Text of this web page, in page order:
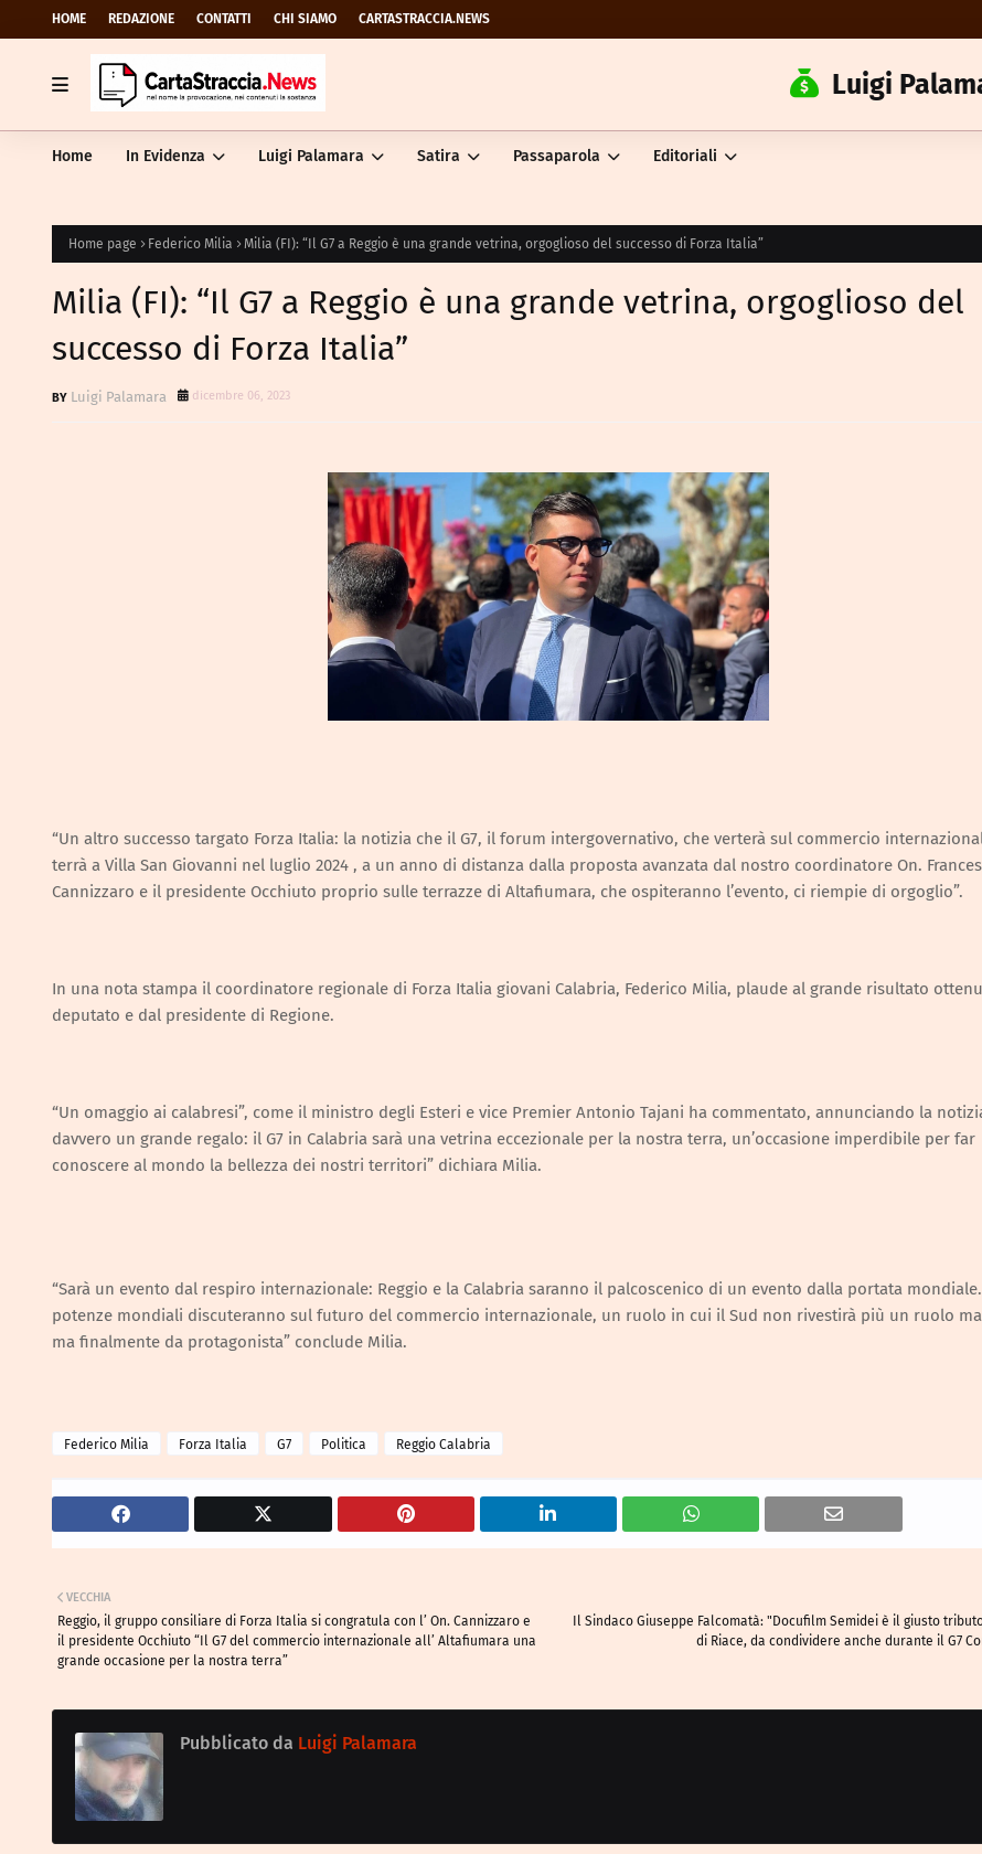
HOME REDAZIONE CONTATTI CHI SIAMO CARTASTRACCIA.NEWS
Luigi
Home In Evidenza Luigi Palamara Satira Passaparola Editoriali
Home page Federico Milia Milia (FI): “Il G7 a Reggio è una grande vetrina, orgoglioso del successo di Forza Italia”
Milia (FI): “Il G7 a Reggio è una grande vetrina, orgoglioso del
successo di Forza Italia”
Luigi Palamara dicembre 06, 2023
“Un altro successo targato Forza Italia: la notizia che il G7, il forum intergovernativo, che verterà sul commercio
terrà a Villa San Giovanni nel luglio 2024 , a un anno di distanza dalla proposta avanzata dal nostro coordinatore On.
Cannizzaro e il presidente Occhiuto proprio sulle terrazze di Altafiumara, che ospiteranno l’evento, ci riempie di orgoglio”.
In una nota stampa il coordinatore regionale di Forza Italia giovani Calabria, Federico Milia, plaude al grande risultato
deputato e dal presidente di Regione.
“Un omaggio ai calabresi”, come il ministro degli Esteri e vice Premier Antonio Tajani ha commentato, annunciando la
davvero un grande regalo: il G7 in Calabria sarà una vetrina eccezionale per la nostra terra, un’occasione imperdibile per far
conoscere al mondo la bellezza dei nostri territori” dichiara Milia.
“Sarà un evento dal respiro internazionale: Reggio e la Calabria saranno il palcoscenico di un evento dalla portata
potenze mondiali discuteranno sul futuro del commercio internazionale, un ruolo in cui il Sud non rivestirà più un ruolo
ma finalmente da protagonista” conclude Milia.
Federico Milia Forza Italia G7 Politica Reggio Calabria
Il Sindaco Giuseppe Falcomatà: "Docufilm Semidei è il giusto
di Riace, da condividere anche durante il G7
VECCHIA
Reggio, il gruppo consiliare di Forza Italia si congratula con l’ On. Cannizzaro e
il presidente Occhiuto “Il G7 del commercio internazionale all’ Altafiumara una
grande occasione per la nostra terra”
Pubblicato da Luigi Palamara